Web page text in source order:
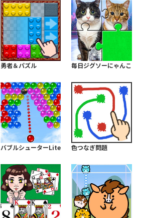
勇者＆パズル 毎日ジグソーにゃんこ
バブルシューターLite 色つなぎ問題